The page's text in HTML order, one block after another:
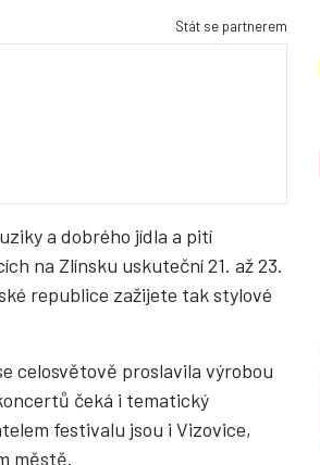
Stát se partnerem
a dobrého jídla a pití
na Zlínsku uskuteční 21. až 23.
republice zažijete tak stylové
celosvětově proslavila výrobou
čeká i tematický
festivalu jsou i Vizovice,
městě.